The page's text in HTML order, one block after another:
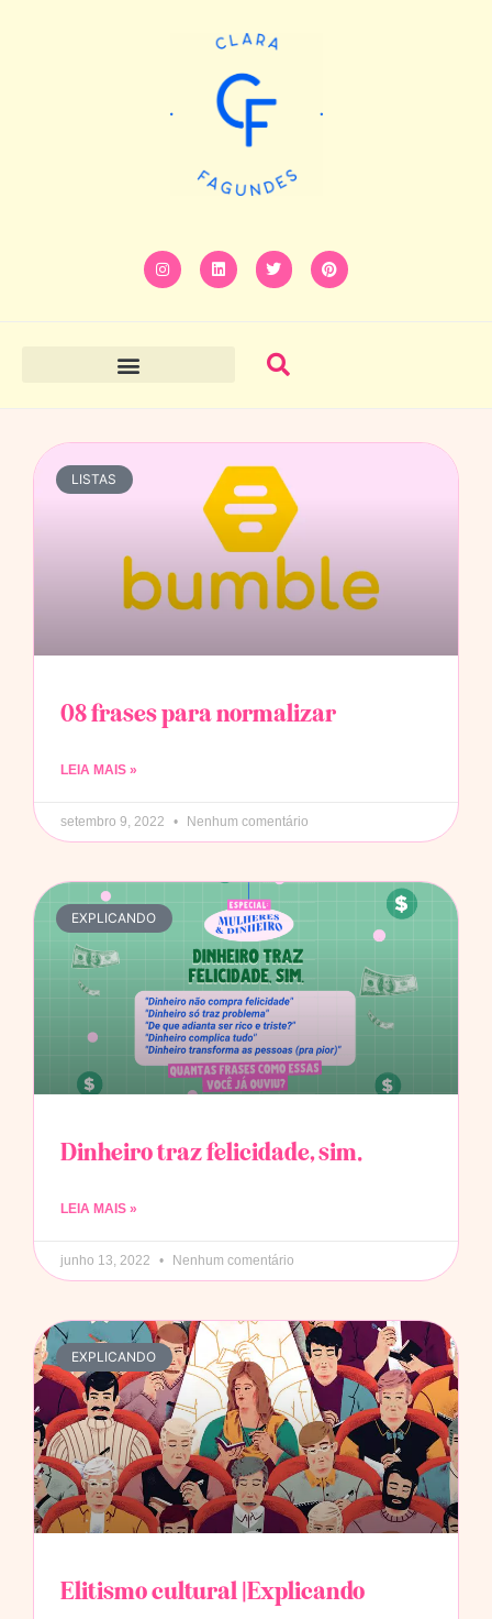
LISTAS
08 frases para normalizar
LEIA MAIS »
setembro 9, 2022 Nenhum comentário
EXPLICANDO
Dinheiro traz felicidade, sim.
LEIA MAIS »
junho 13, 2022 Nenhum comentário
EXPLICANDO
Elitismo cultural |Explicando